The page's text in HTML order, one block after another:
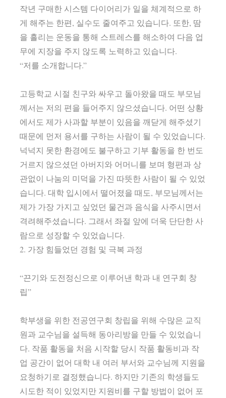
작년 구매한 시스템 다이어리가 일을 체계적으로 하
게 해주는 한편, 실수도 줄여주고 있습니다. 또한, 땀
을 흘리는 운동을 통해 스트레스를 해소하여 다음 업
무에 지장을 주지 않도록 노력하고 있습니다.
“저를 소개합니다.”
고등학교 시절 친구와 싸우고 돌아왔을 때도 부모님
께서는 저의 편을 들어주지 않으셨습니다. 어떤 상황
에서도 제가 사과할 부분이 있음을 깨닫게 해주셨기
때문에 먼저 용서를 구하는 사람이 될 수 있었습니다.
넉넉지 못한 환경에도 불구하고 기부 활동을 한 번도
거르지 않으셨던 아버지와 어머니를 보며 형편과 상
관없이 나눔의 미덕을 가진 따뜻한 사람이 될 수 있었
습니다. 대학 입시에서 떨어졌을 때도, 부모님께서는
제가 가장 가지고 싶었던 물건과 음식을 사주시면서
격려해주셨습니다. 그래서 좌절 앞에 더욱 단단한 사
람으로 성장할 수 있었습니다.
2. 가장 힘들었던 경험 및 극복 과정
“끈기와 도전정신으로 이루어낸 학과 내 연구회 창
립”
학부생을 위한 전공연구회 창립을 위해 수많은 교직
원과 교수님을 설득해 동아리방을 만들 수 있었습니
다. 작품 활동을 처음 시작할 당시 작품 활동비과 작
업 공간이 없어 대학 내 여러 부서와 교수님께 지원을
요청하기로 결정했습니다. 하지만 기존의 학생들도
시도한 적이 있었지만 지원비를 구할 방법이 없어 포